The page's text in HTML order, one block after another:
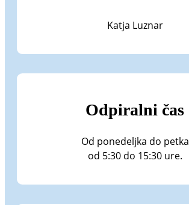
Katja Luznar
Odpiralni čas
Od ponedeljka do petka
od 5:30 do 15:30 ure.